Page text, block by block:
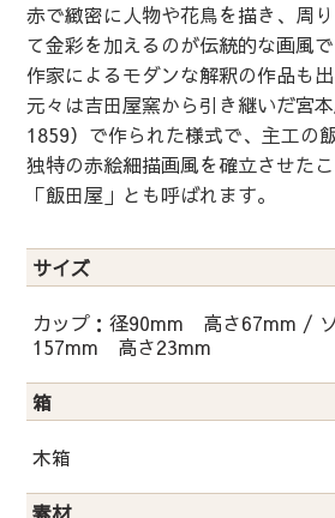
赤で緻密に人物や花鳥を描き、周
て金彩を加えるのが伝統的な画風
作家によるモダンな解釈の作品も出
元々は吉田屋窯から引き継いだ宮
1859）で作られた様式で、主工の
独特の赤絵細描画風を確立させた
「飯田屋」とも呼ばれます。
サイズ
カップ：径90mm 高さ67mm /
157mm 高さ23mm
箱
木箱
素材